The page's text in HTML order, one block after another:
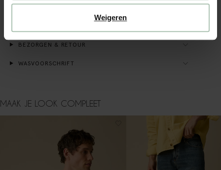
Weigeren
BEZORGEN & RETOUR
WASVOORSCHRIFT
MAAK JE LOOK COMPLEET